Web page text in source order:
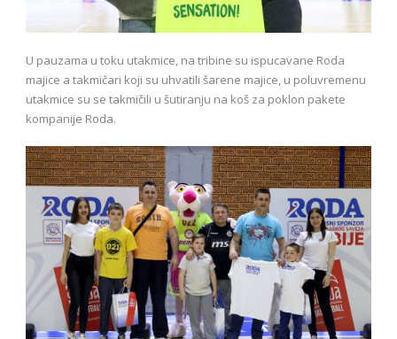
U pauzama u toku utakmice, na tribine su ispucavane Roda
majice a takmičari koji su uhvatili šarene majice, u poluvremenu
utakmice su se takmičili u šutiranju na koš za poklon pakete
kompanije Roda.